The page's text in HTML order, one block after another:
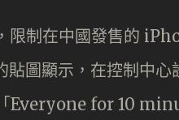
制在中國發售的
貼圖顯示，在控制中
Everyone for 10